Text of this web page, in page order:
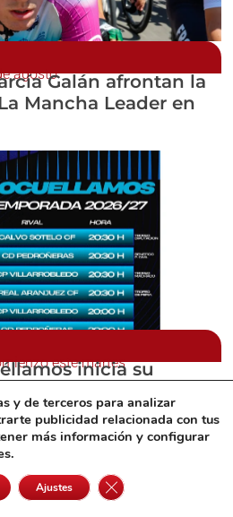
agostoGalán afrontan la
Mancha Leader en
este martes
inicia su
y de terceros para analizar
publicidad relacionada con tus
más información y configurar
Ajustes Cerrar el banner de